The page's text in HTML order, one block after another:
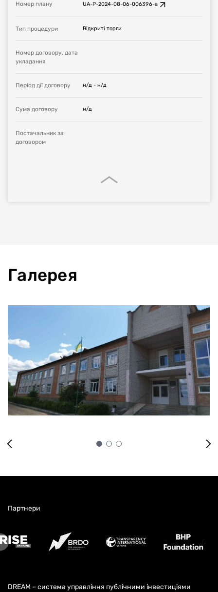
Номер плану UA-P-2024-08-06-006396-a
Тип процедури Відкриті торги
Номер договору, дата
укладання
Період дії договору н/д - н/д
Сума договору н/д
Постачальник за
договором
Галерея
Партнери
DREAM – система управління публічними інвестиціями